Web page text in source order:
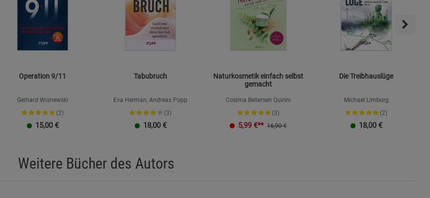
Operation 9/11
Gerhard Wisnewski
(2)
15,00 €
Tabubruch
Eva Herman, Andreas Popp
(3)
18,00 €
Naturkosmetik einfach selbst
gemacht
Cosima Bellersen Quirini
(3)
5,99 €** 16,90 €
Die Treibhauslüge
Michael Limburg
(2)
18,00 €
Weitere Bücher des Autors